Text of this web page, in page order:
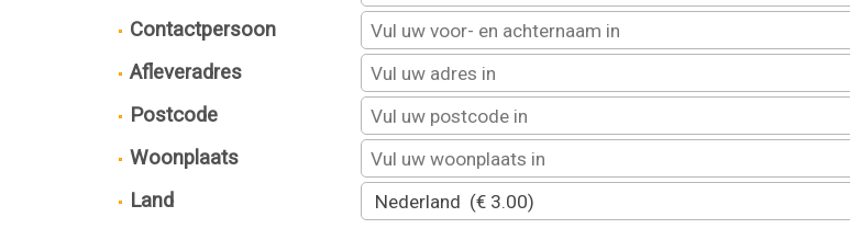
Contactpersoon
Afleveradres
Postcode
Woonplaats
Land